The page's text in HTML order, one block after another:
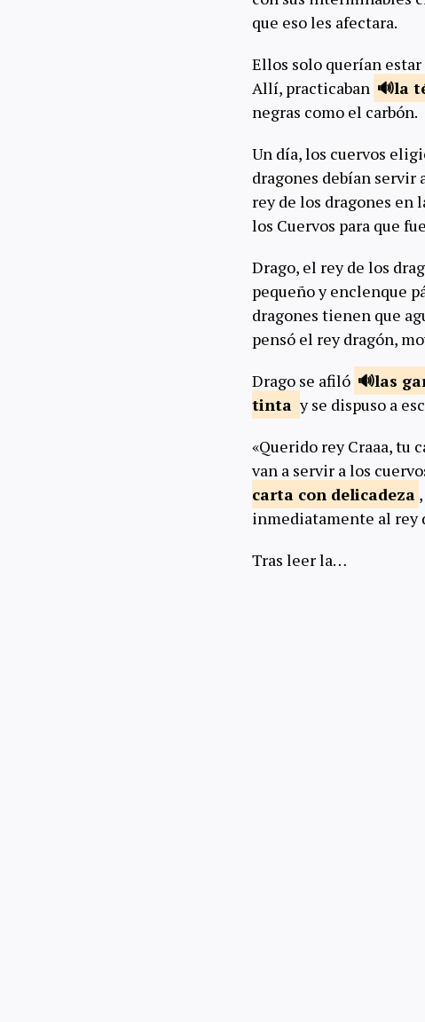
que eso les afectara.
Ellos solo querían
Allí, practicaban
la
negras como el carbón.
Un día, los cuervos
dragones debían servir
rey de los dragones en
los Cuervos para que
Drago, el rey de los
pequeño y enclenque
dragones tienen que
pensó el rey dragón,
Drago se afiló
las
tinta y se dispuso a
«Querido rey Craaa, tu
van a servir a los
carta con delicadeza
inmediatamente al rey
Tras leer la…